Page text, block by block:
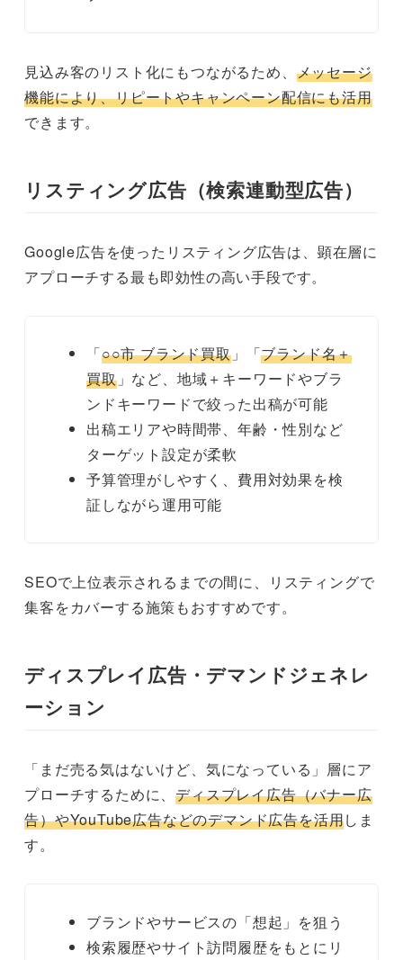
見込み客のリスト化にもつながるため、 メッセージ
機能により、リピートやキャンペーン配信にも活用
できます。
リスティング広告（検索連動型広告）
Google広告を使ったリスティング広告は、顕在層に
アプローチする最も即効性の高い手段です。
「○○市 ブランド買取」「ブランド名＋
買取」など、地域＋キーワードやブラ
ンドキーワードで絞った出稿が可能
出稿エリアや時間帯、年齢・性別など
ターゲット設定が柔軟
予算管理がしやすく、費用対効果を検
証しながら運用可能
SEOで上位表示されるまでの間に、リスティングで
集客をカバーする施策もおすすめです。
ディスプレイ広告・デマンドジェネレ
ーション
「まだ売る気はないけど、気になっている」層にア
プローチするために、ディスプレイ広告（バナー広
告）やYouTube広告などのデマンド広告を活用しま
す。
ブランドやサービスの「想起」を狙う
検索履歴やサイト訪問履歴をもとにリ